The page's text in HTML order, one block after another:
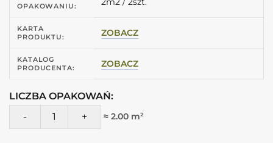
OPAKOWANIU:
KARTA
PRODUKTU:
ZOBACZ
KATALOG
PRODUCENTA:
ZOBACZ
LICZBA OPAKOWAŃ:
ilość Peronda Museum DREAMY ROAD SP/100X100/R gres
≈ 2.00 m²